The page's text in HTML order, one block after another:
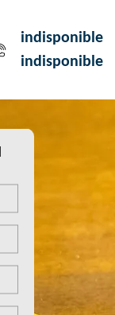
indisponible
indisponible